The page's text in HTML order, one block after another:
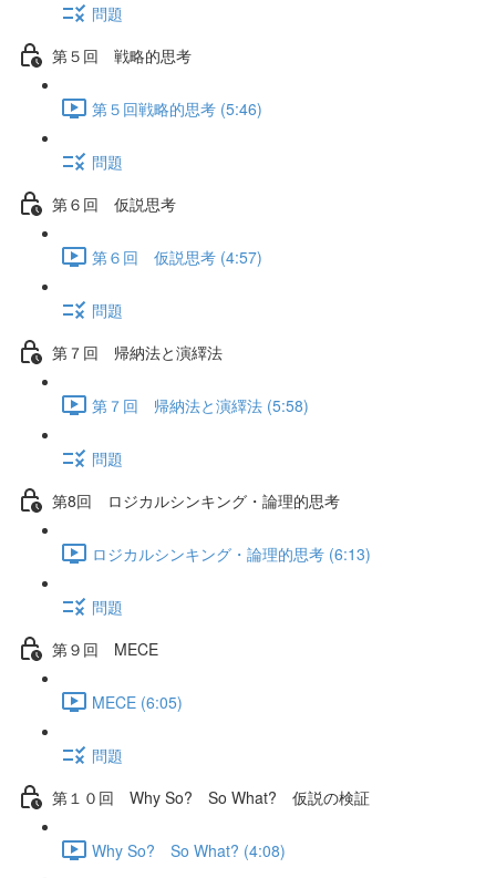
問題
第５回 戦略的思考
第５回戦略的思考 (5:46)
問題
第６回 仮説思考
第６回 仮説思考 (4:57)
問題
第７回 帰納法と演繹法
第７回 帰納法と演繹法 (5:58)
問題
第8回 ロジカルシンキング・論理的思考
ロジカルシンキング・論理的思考 (6:13)
問題
第９回 MECE
MECE (6:05)
問題
第１０回 Why So? So What? 仮説の検証
Why So? So What? (4:08)